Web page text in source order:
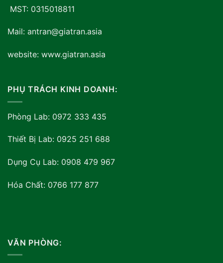
MST: 0315018811
Mail: antran@giatran.asia
website: www.giatran.asia
PHỤ TRÁCH KINH DOANH:
Phòng Lab: 0972 333 435
Thiết Bị Lab: 0925 251 688
Dụng Cụ Lab: 0908 479 967
Hóa Chất: 0766 177 877
VĂN PHÒNG: